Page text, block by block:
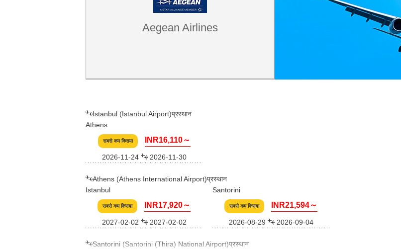
Aegean Airlines
Istanbul (Istanbul Airport)प्रस्थान
Athens
सबसे कम किराया INR16,110～
2026-11-24 2026-11-30
Athens (Athens International Airport)प्रस्थान
Istanbul
सबसे कम किराया INR17,920～
2027-02-02 2027-02-02
Santorini
सबसे कम किराया INR21,594～
2026-08-29 2026-09-04
Santorini (Santorini (Thira) National Airport)प्रस्थान